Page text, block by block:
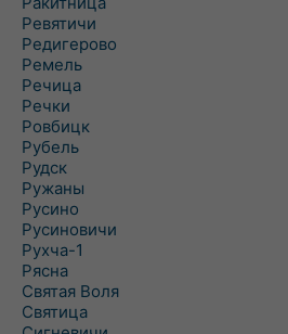
Ревятичи
Редигерово
Ремель
Речица
Речки
Ровбицк
Рубель
Рудск
Ружаны
Русино
Русиновичи
Рухча-1
Рясна
Святая Воля
Святица